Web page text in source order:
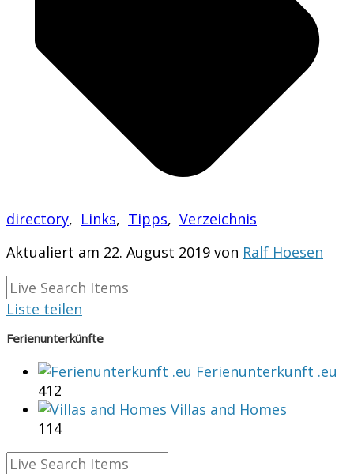
directory, Links, Tipps, Verzeichnis
Aktualiert am 22. August 2019 von Ralf Hoesen
Liste teilen
Ferienunterkünfte
Ferienunterkunft .eu
412
Villas and Homes
114